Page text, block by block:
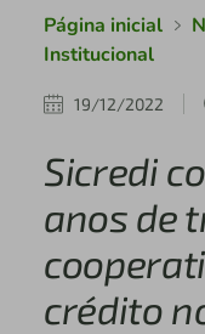
Página inicial
Institucional
19/12/2022
Sicredi
anos de
crédito